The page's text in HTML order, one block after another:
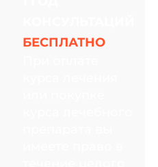
БЕСПЛАТНО